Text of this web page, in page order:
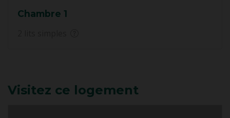
Chambre 1
Visitez ce logement